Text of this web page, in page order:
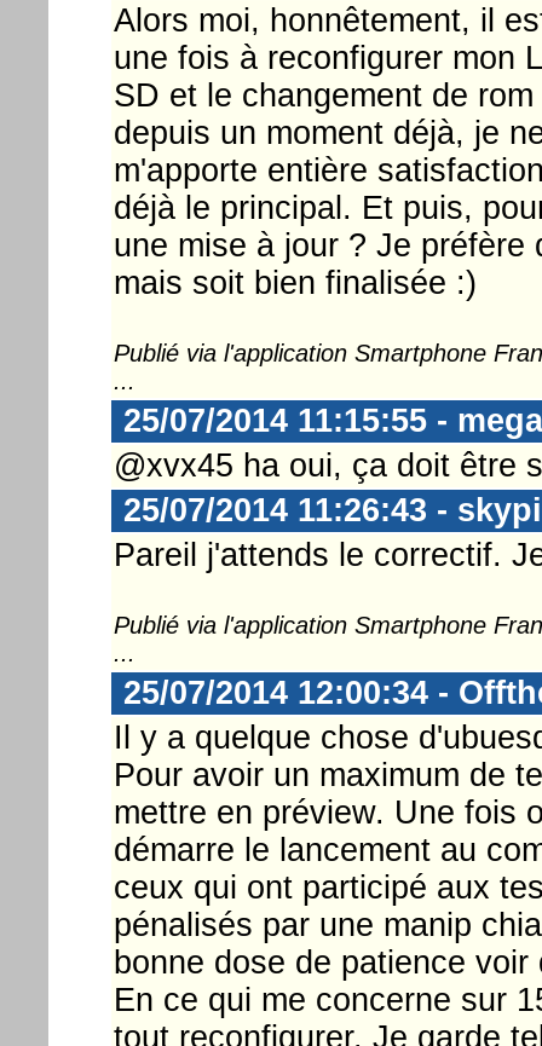
Alors moi, honnêtement, il
une fois à reconfigurer mon
SD et le changement de
depuis un moment déjà, je
m'apporte entière
déjà le principal. Et puis,
une mise à jour ? Je préfère
mais soit bien finalisée :)
Publié via l'application Smartphone
...
25/07/2014 11:15:55 -
@xvx45 ha oui, ça doit être
25/07/2014 11:26:43 -
Pareil j'attends le correctif.
Publié via l'application Smartphone
...
25/07/2014 12:00:34 -
Il y a quelque chose
Pour avoir un maximum de
mettre en préview. Une fois
démarre le lancement au
ceux qui ont participé aux
pénalisés par une manip
bonne dose de patience
En ce qui me concerne sur
tout reconfigurer. Je garde